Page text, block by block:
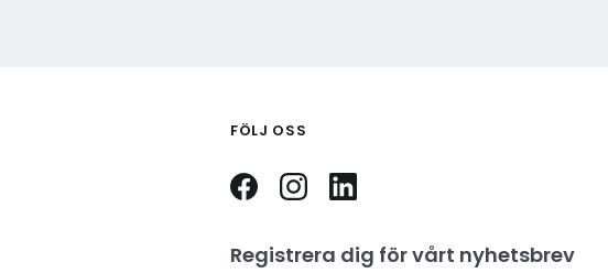
FÖLJ OSS
Registrera dig för vårt nyhetsbrev